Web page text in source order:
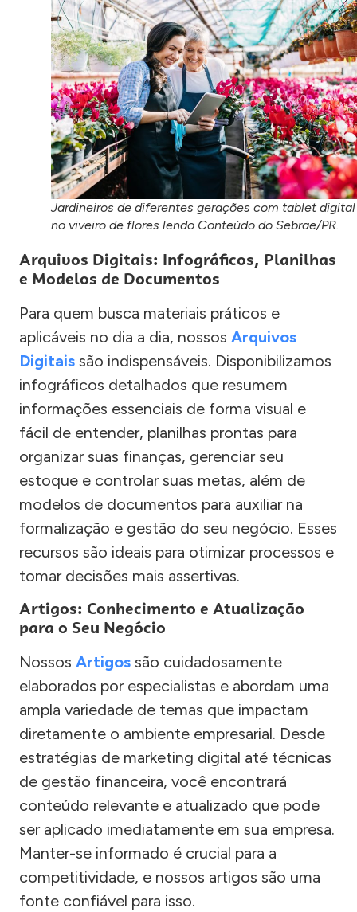
Jardineiros de diferentes gerações com tablet digital
no viveiro de flores lendo Conteúdo do Sebrae/PR.
Arquivos Digitais: Infográficos, Planilhas
e Modelos de Documentos
Para quem busca materiais práticos e
aplicáveis no dia a dia, nossos Arquivos
Digitais são indispensáveis. Disponibilizamos
infográficos detalhados que resumem
informações essenciais de forma visual e
fácil de entender, planilhas prontas para
organizar suas finanças, gerenciar seu
estoque e controlar suas metas, além de
modelos de documentos para auxiliar na
formalização e gestão do seu negócio. Esses
recursos são ideais para otimizar processos e
tomar decisões mais assertivas.
Artigos: Conhecimento e Atualização
para o Seu Negócio
Nossos Artigos são cuidadosamente
elaborados por especialistas e abordam uma
ampla variedade de temas que impactam
diretamente o ambiente empresarial. Desde
estratégias de marketing digital até técnicas
de gestão financeira, você encontrará
conteúdo relevante e atualizado que pode
ser aplicado imediatamente em sua empresa.
Manter-se informado é crucial para a
competitividade, e nossos artigos são uma
fonte confiável para isso.